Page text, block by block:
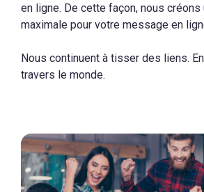
en ligne. De cette façon, nous créons
maximale pour votre message en
Nous continuent à tisser des liens.
travers le monde.